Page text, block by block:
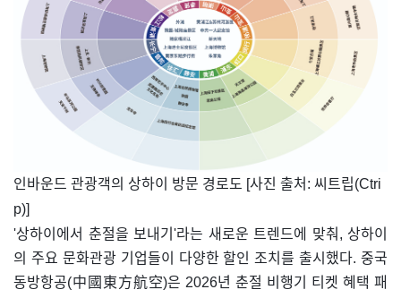
​인바운드 관광객의 상하이 방문 경로도 [사진 출처: 씨트립(Ctri
p)]
'상하이에서 춘절을 보내기'라는 새로운 트렌드에 맞춰, 상하이
의 주요 문화관광 기업들이 다양한 할인 조치를 출시했다. 중국
동방항공(中國東方航空)은 2026년 춘절 비행기 티켓 혜택 패